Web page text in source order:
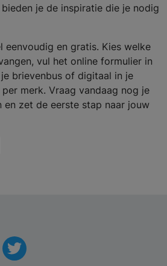
je de inspiratie die je nodig
eenvoudig en gratis. Kies welke
vul het online formulier in
brievenbus of digitaal in je
merk. Vraag vandaag nog je
en zet de eerste stap naar jouw